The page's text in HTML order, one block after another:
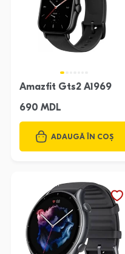
Amazfit Gts2 A1969
690 MDL
ADAUGĂ ÎN COȘ